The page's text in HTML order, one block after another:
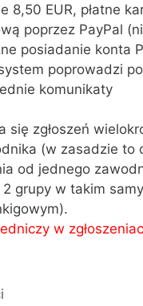
8,50 EUR, płatne
poprzez PayPal
posiadanie konta
poprowadzi
komunikaty
się zgłoszeń
(w zasadzie to
od jednego
grupy w takim
w